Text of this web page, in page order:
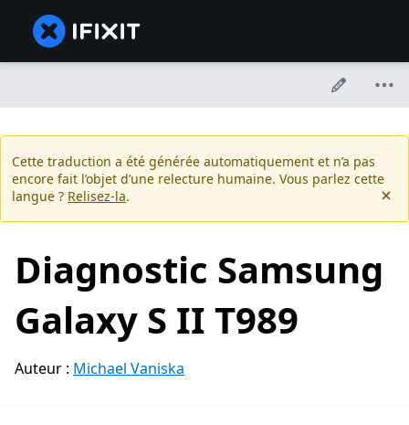
Cette traduction a été générée automatiquement et n’a pas
encore fait l’objet d’une relecture humaine. Vous parlez cette
langue ? Relisez-la.
Diagnostic Samsung
Galaxy S II T989
Auteur : Michael Vaniska